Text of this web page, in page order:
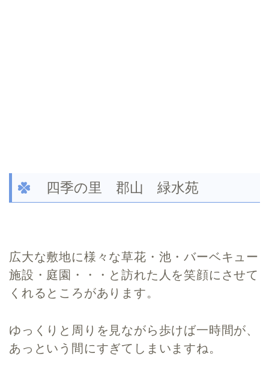
四季の里 郡山 緑水苑
広大な敷地に様々な草花・池・バーベキュー
施設・庭園・・・と訪れた人を笑顔にさせて
くれるところがあります。
ゆっくりと周りを見ながら歩けば一時間が、
あっという間にすぎてしまいますね。